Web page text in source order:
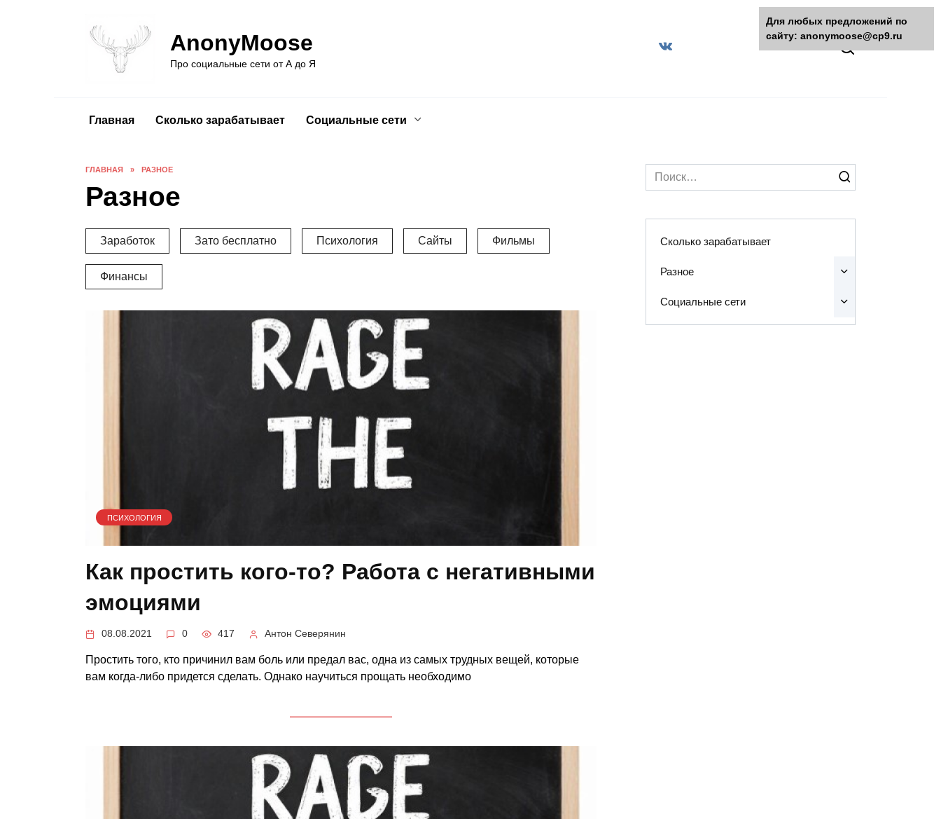
AnonyMoose
Про социальные сети от А до Я
Главная Сколько зарабатывает Социальные сети
ГЛАВНАЯ » РАЗНОЕ
Разное
Заработок Зато бесплатно Психология Сайты Фильмы
Финансы
ПСИХОЛОГИЯ
Как простить кого-то? Работа с негативными
эмоциями
08.08.2021 0 417 Антон Северянин
Простить того, кто причинил вам боль или предал вас, одна из самых трудных вещей, которые
вам когда-либо придется сделать. Однако научиться прощать необходимо
Search
for:
Сколько зарабатывает
Разное
Социальные сети
Для любых предложений по
сайту: anonymoose@cp9.ru